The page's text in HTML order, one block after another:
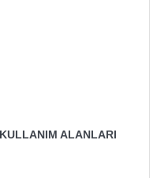
ALANLARI